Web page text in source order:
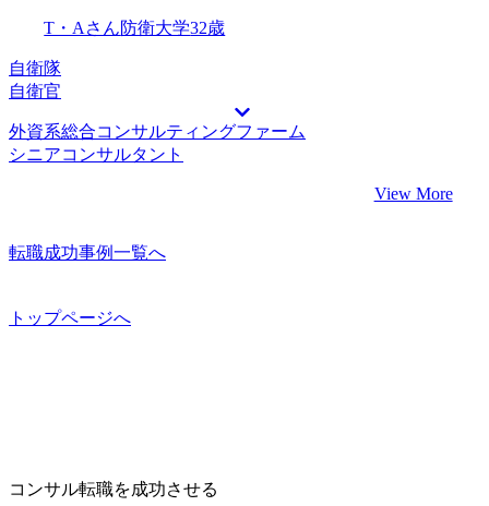
T・Aさん防衛大学32歳
自衛隊
自衛官
外資系総合コンサルティングファーム
シニアコンサルタント
View More
転職成功事例一覧へ
トップページへ
コンサル転職を成功させる